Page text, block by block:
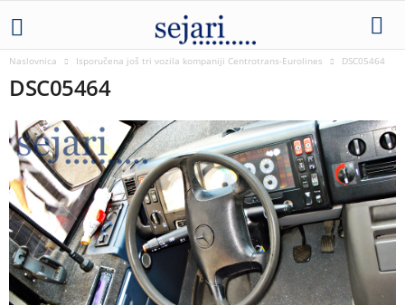
Naslovnica Isporučena još tri vozila kompaniji Centrotrans-Eurolines DSC05464
DSC05464